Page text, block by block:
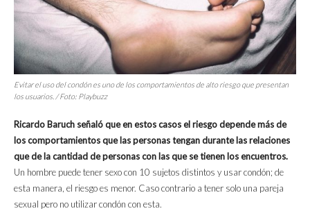
Evitar el uso del condón es uno de los comportamientos de alto riesgo que presentan
los usuarios. / Foto: Playbuzz
Ricardo Baruch señaló que en estos casos el riesgo depende más de
los comportamientos que las personas tengan durante las relaciones
que de la cantidad de personas con las que se tienen los encuentros.
Un hombre puede tener sexo con 10 sujetos distintos y usar condón; de
esta manera, el riesgo es menor. Caso contrario a tener solo una pareja
sexual pero no utilizar condón con esta.